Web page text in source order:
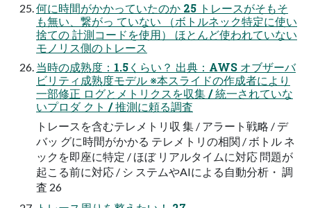
何に時間がかかっていたのか 25 トレースがそもそ
も無い、繋がっ ていない （ボトルネック特定に使い
捨ての 計測コードを使用） ほとんど使われていない
モノリス側のトレース
当時の成熟度：1.5くらい？ 出典：AWS オブザーバ
ビリティ成熟度モデル ※本スライドの作成者により
一部修正 ログとメトリクスを収集 / 統一されていな
いプロダ クト / 推測に頼る調査
トレースを含むテレメトリ収 集 / アラート戦略 / デ
バッ グに時間がかかる テレメトリの相関 / ボトル ネ
ックを即座に特定 / ほぼ リアルタイムに対応 問題が
起こる前に対応 / シ ステムやAIによる自動分析・ 調
査 26